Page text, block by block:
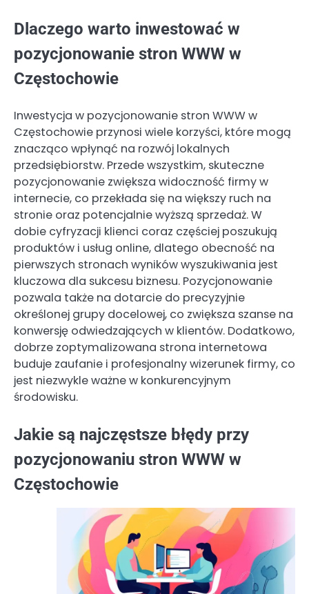
Dlaczego warto inwestować w
pozycjonowanie stron WWW w
Częstochowie
Inwestycja w pozycjonowanie stron WWW w
Częstochowie przynosi wiele korzyści, które mogą
znacząco wpłynąć na rozwój lokalnych
przedsiębiorstw. Przede wszystkim, skuteczne
pozycjonowanie zwiększa widoczność firmy w
internecie, co przekłada się na większy ruch na
stronie oraz potencjalnie wyższą sprzedaż. W
dobie cyfryzacji klienci coraz częściej poszukują
produktów i usług online, dlatego obecność na
pierwszych stronach wyników wyszukiwania jest
kluczowa dla sukcesu biznesu. Pozycjonowanie
pozwala także na dotarcie do precyzyjnie
określonej grupy docelowej, co zwiększa szanse na
konwersję odwiedzających w klientów. Dodatkowo,
dobrze zoptymalizowana strona internetowa
buduje zaufanie i profesjonalny wizerunek firmy, co
jest niezwykle ważne w konkurencyjnym
środowisku.
Jakie są najczęstsze błędy przy
pozycjonowaniu stron WWW w
Częstochowie